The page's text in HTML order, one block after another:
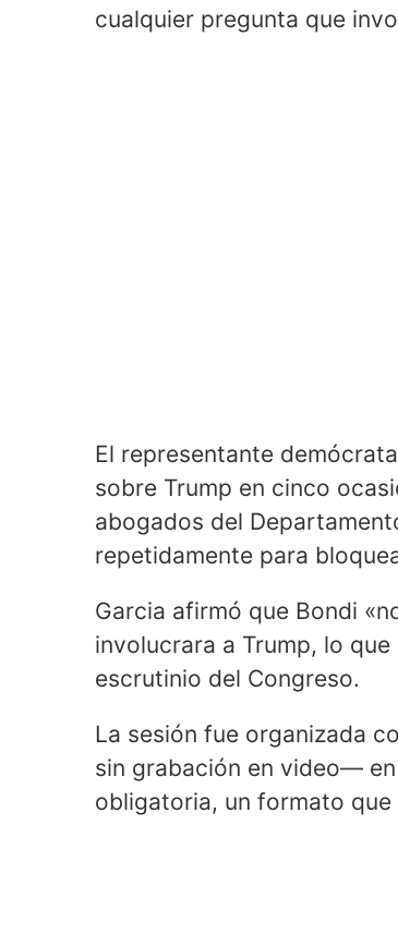
cualquier pregunta que
El representante demócrata
sobre Trump en cinco
abogados del
repetidamente para
Garcia afirmó que Bondi
involucrara a Trump, lo
escrutinio del Congreso.
La sesión fue organizada
sin grabación en video—
obligatoria, un formato